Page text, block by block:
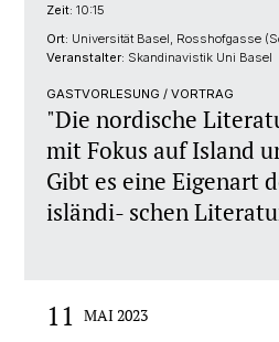
Zeit: 10:15
Ort: Universität Basel, Rosshofgasse
Veranstalter: Skandinavistik Uni Basel
GASTVORLESUNG / VORTRAG
"Die nordische
mit Fokus auf Island
Gibt es eine Eigenart
isländi- schen
11 MAI 2023